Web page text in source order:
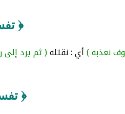
﴿
نعذبه )أي : نقتله( ثم يرد إلى
﴿